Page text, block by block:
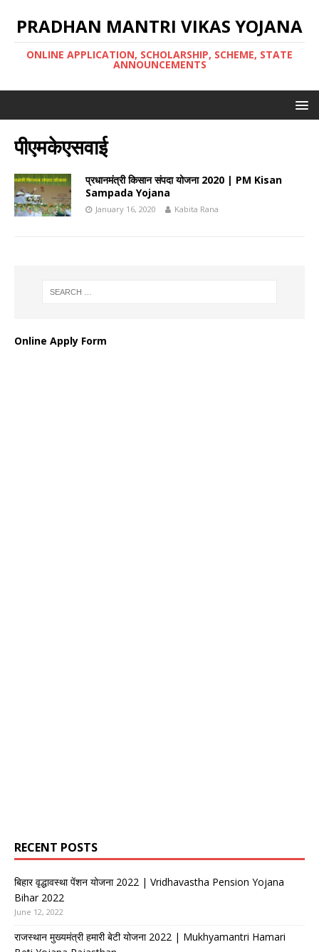
PRADHAN MANTRI VIKAS YOJANA
ONLINE APPLICATION, SCHOLARSHIP, SCHEME, STATE
ANNOUNCEMENTS
पीएमकेएसवाई
प्रधानमंत्री किसान संपदा योजना 2020 | PM Kisan
Sam‍pada Yojana
January 16, 2020 Kabita Rana
Online Apply Form
RECENT POSTS
बिहार वृद्धावस्था पेंशन योजना 2022 | Vridhavastha Pension Yojana
Bihar 2022
June 12, 2022
राजस्थान मुख्यमंत्री हमारी बेटी योजना 2022 | Mukhyamantri Hamari